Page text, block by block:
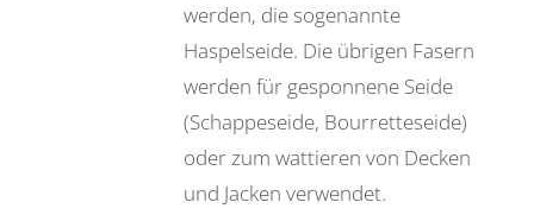
werden, die sogenannte
Haspelseide. Die übrigen Fasern
werden für gesponnene Seide
(Schappeseide, Bourretteseide)
oder zum wattieren von Decken
und Jacken verwendet.